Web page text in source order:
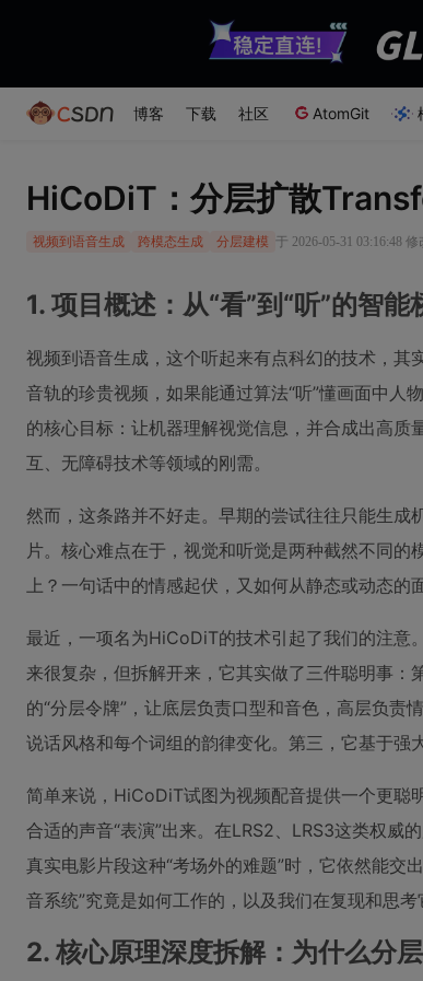
博客 下载 社区 AtomGit
HiCoDiT：分层扩散
视频到语音生成 跨模态生成 分层建模 于 2026-05-31 03:16:48 修
1. 项目概述：从“看”到“听”的智能
视频到语音生成，这个听起来有点科幻的技术，
音轨的珍贵视频，如果能通过算法“听”懂画面中人
的核心目标：让机器理解视觉信息，并合成出高
互、无障碍技术等领域的刚需。
然而，这条路并不好走。早期的尝试往往只能生成
片。核心难点在于，视觉和听觉是两种截然不同
上？一句话中的情感起伏，又如何从静态或动态的
最近，一项名为HiCoDiT的技术引起了我们的注意
来很复杂，但拆解开来，它其实做了三件聪明事
的“分层令牌”，让底层负责口型和音色，高层负责
说话风格和每个词组的韵律变化。第三，它基于强
简单来说，HiCoDiT试图为视频配音提供一个更聪
合适的声音“表演”出来。在LRS2、LRS3这类权威
真实电影片段这种“考场外的难题”时，它依然能交
音系统”究竟是如何工作的，以及我们在复现和思
2. 核心原理深度拆解：为什么分